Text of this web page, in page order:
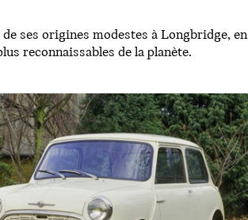
ses origines modestes à Longbridge, en
reconnaissables de la planète.